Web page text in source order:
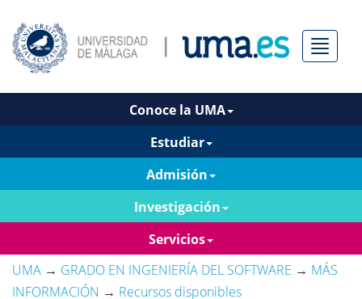
Menú
Conoce la UMA
Estudiar
Admisión
Investigación
Servicios
UMA → GRADO EN INGENIERÍA DEL SOFTWARE → MÁS
INFORMACIÓN → Recursos disponibles